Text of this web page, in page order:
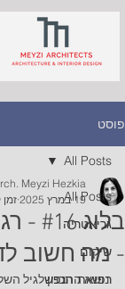
פוסט
All Posts
גריאטריה
שיקום
רפואת הנפש
All Posts
בלוג
- מה חשוב
Meyzi Hezkia
19 במרץ 2025
זמן
נושא התכנון לגיל